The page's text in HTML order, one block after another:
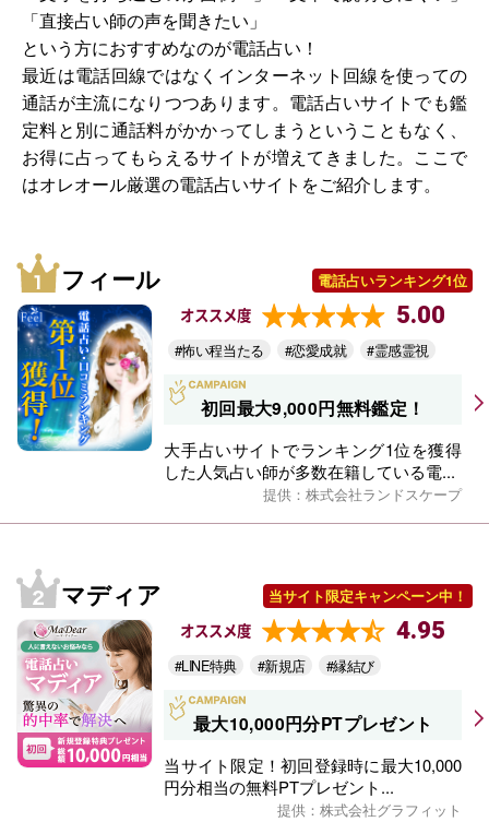
「直接占い師の声を聞きたい」
という方におすすめなのが電話占い！
最近は電話回線ではなくインターネット回線を使っての
通話が主流になりつつあります。電話占いサイトでも鑑
定料と別に通話料がかかってしまうということもなく、
お得に占ってもらえるサイトが増えてきました。ここで
はオレオール厳選の電話占いサイトをご紹介します。
フィール 電話占いランキング1位
オススメ度 5.00
#怖い程当たる #恋愛成就 #霊感霊視
初回最大9,000円無料鑑定！
大手占いサイトでランキング1位を獲得
した人気占い師が多数在籍している電...
提供：株式会社ランドスケープ
マディア 当サイト限定キャンペーン中！
オススメ度 4.95
#LINE特典 #新規店 #縁結び
最大10,000円分PTプレゼント
当サイト限定！初回登録時に最大10,000
円分相当の無料PTプレゼント...
提供：株式会社グラフィット